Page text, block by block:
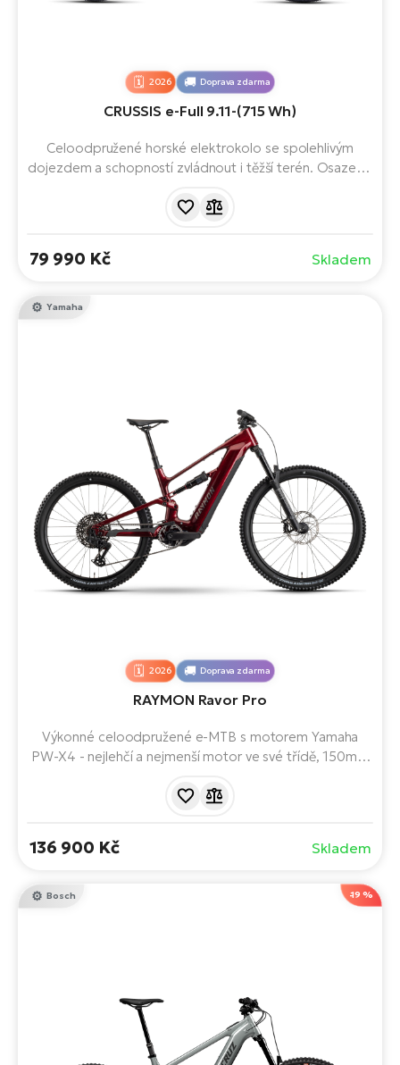
2026 Doprava zdarma
CRUSSIS e-Full 9.11-(715 Wh)
Celoodpružené horské elektrokolo se spolehlivým
dojezdem a schopností zvládnout i těžší terén. Osazeno
rychlostmi. Připravené na náročný terén i dlouhé traily.
79 990 Kč Skladem
Doprava zdarma
Yamaha
2026
RAYMON Ravor Pro
Výkonné celoodpružené e-MTB s motorem Yamaha
PW-X4 - nejlehčí a nejmenší motor ve své třídě, 150mm
bikepark i horské výjezdy, který zesílí vaši energii a
136 900 Kč Skladem
-19 %
Bosch